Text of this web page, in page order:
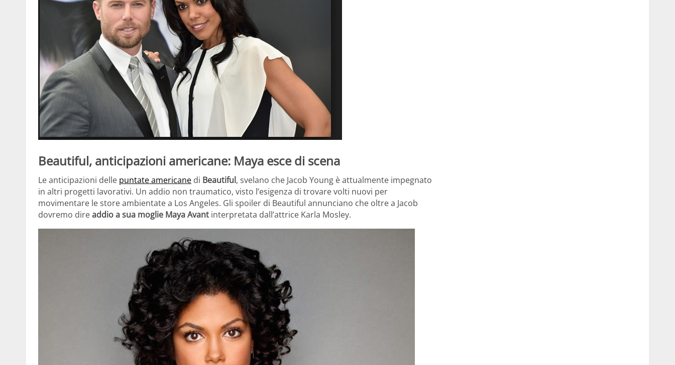
Beautiful, anticipazioni americane: Maya esce di scena
Le anticipazioni delle puntate americane di Beautiful, svelano che Jacob Young è attualmente impegnato
in altri progetti lavorativi. Un addio non traumatico, visto l’esigenza di trovare volti nuovi per
movimentare le store ambientate a Los Angeles. Gli spoiler di Beautiful annunciano che oltre a Jacob
dovremo direaddio a sua moglie Maya Avant interpretata dall’attrice Karla Mosley.